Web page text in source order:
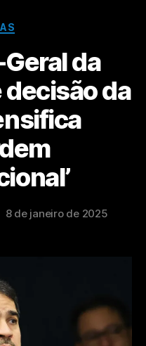
da
decisão da
8 de janeiro de 2025